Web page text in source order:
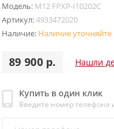
Модель: M12 FPXP-I10202C
Артикул:4933472020
Наличие: Наличие уточняйте
89 900 р. Нашли
Купить в один клик
Введите номер телефона